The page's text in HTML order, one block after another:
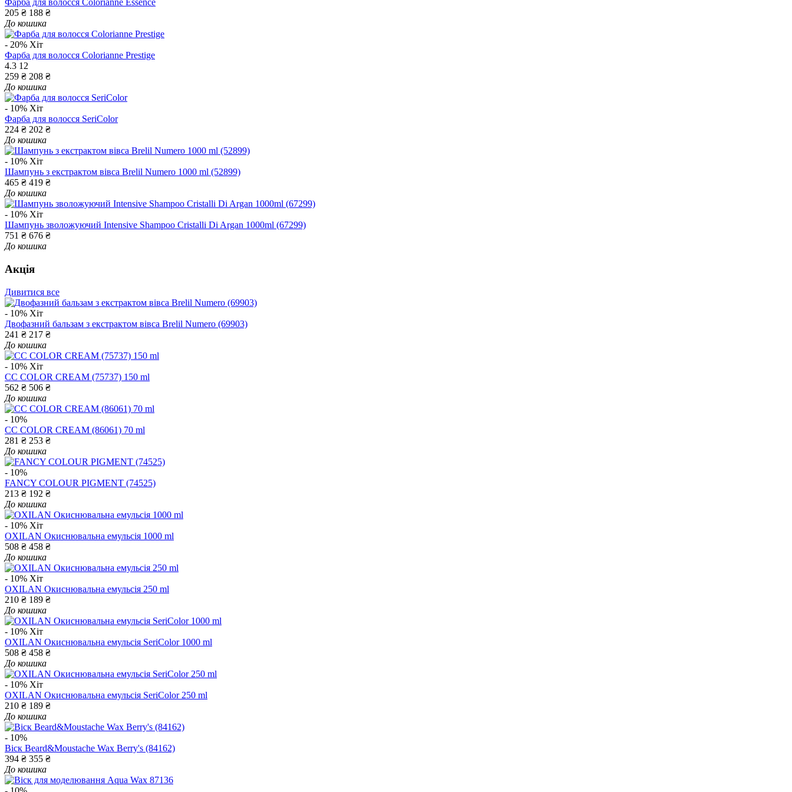
Фарба для волосся Colorianne Essence
205 ₴ 188 ₴
До кошика
- 20% Хіт
Фарба для волосся Colorianne Prestige
4.3 12
259 ₴ 208 ₴
До кошика
- 10% Хіт
Фарба для волосся SeriColor
224 ₴ 202 ₴
До кошика
- 10% Хіт
Шампунь з екстрактом вівса Brelil Numero 1000 ml (52899)
465 ₴ 419 ₴
До кошика
- 10% Хіт
Шампунь зволожуючий Intensive Shampoo Cristalli Di Argan 1000ml (67299)
751 ₴ 676 ₴
До кошика
Акція
Дивитися все
- 10% Хіт
Двофазний бальзам з екстрактом вівса Brelil Numero (69903)
241 ₴ 217 ₴
До кошика
- 10% Хіт
CC COLOR CREAM (75737) 150 ml
562 ₴ 506 ₴
До кошика
- 10%
CC COLOR CREAM (86061) 70 ml
281 ₴ 253 ₴
До кошика
- 10%
FANCY COLOUR PIGMENT (74525)
213 ₴ 192 ₴
До кошика
- 10% Хіт
OXILAN Окиснювальна емульсія 1000 ml
508 ₴ 458 ₴
До кошика
- 10% Хіт
OXILAN Окиснювальна емульсія 250 ml
210 ₴ 189 ₴
До кошика
- 10% Хіт
OXILAN Окиснювальна емульсія SeriColor 1000 ml
508 ₴ 458 ₴
До кошика
- 10% Хіт
OXILAN Окиснювальна емульсія SeriColor 250 ml
210 ₴ 189 ₴
До кошика
- 10%
Віск Beard&Moustache Wax​ Berry's (84162)
394 ₴ 355 ₴
До кошика